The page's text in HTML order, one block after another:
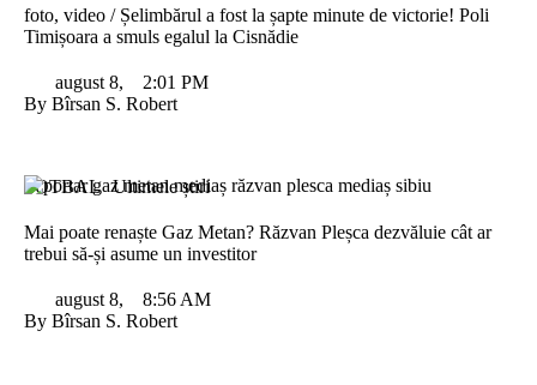
foto, video / Șelimbărul a fost la șapte minute de victorie! Poli
Timișoara a smuls egalul la Cisnădie
august 8,
2:01 PM
By Bîrsan S. Robert
FOTBAL Ultimele știri
Mai poate renaște Gaz Metan? Răzvan Pleșca dezvăluie cât ar
trebui să-și asume un investitor
august 8,
8:56 AM
By Bîrsan S. Robert